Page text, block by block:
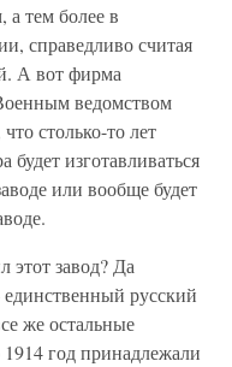
а тем более в
справедливо считая
А вот фирма
ведомством
столько-то лет
изготавливаться
или вообще будет
завод? Да
русский
же остальные
год принадлежали